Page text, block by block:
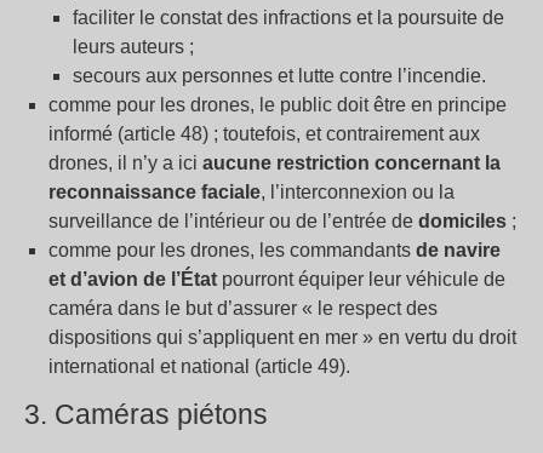
faciliter le constat des infractions et la poursuite de
leurs auteurs ;
secours aux personnes et lutte contre l’incendie.
comme pour les drones, le public doit être en principe
informé (article 48) ; toutefois, et contrairement aux
drones, il n’y a ici aucune restriction concernant la
reconnaissance faciale, l’interconnexion ou la
surveillance de l’intérieur ou de l’entrée de domiciles ;
comme pour les drones, les commandants de navire
et d’avion de l’État pourront équiper leur véhicule de
caméra dans le but d’assurer « le respect des
dispositions qui s’appliquent en mer » en vertu du droit
international et national (article 49).
3. Caméras piétons